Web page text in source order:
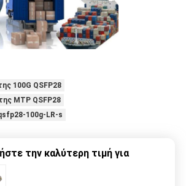
100G QSFP28
MTP QSFP28
100g-LR-s
την καλύτερη τιμή για